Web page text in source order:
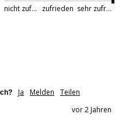
nicht zufrieden zufrieden sehr zufrieden
Ja Melden
Teilen
vor 2 Jahren